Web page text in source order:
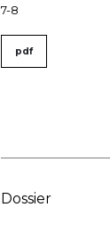
7-8
pdf
Dossier